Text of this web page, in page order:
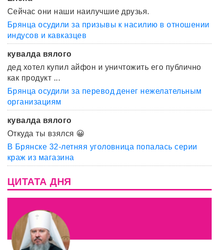
Сейчас они наши наилучшие друзья.
Брянца осудили за призывы к насилию в отношении
индусов и кавказцев
кувалда вялого
дед хотел купил айфон и уничтожить его публично
как продукт ...
Брянца осудили за перевод денег нежелательным
организациям
кувалда вялого
Откуда ты взялся 😀
В Брянске 32-летняя уголовница попалась серии
краж из магазина
ЦИТАТА ДНЯ